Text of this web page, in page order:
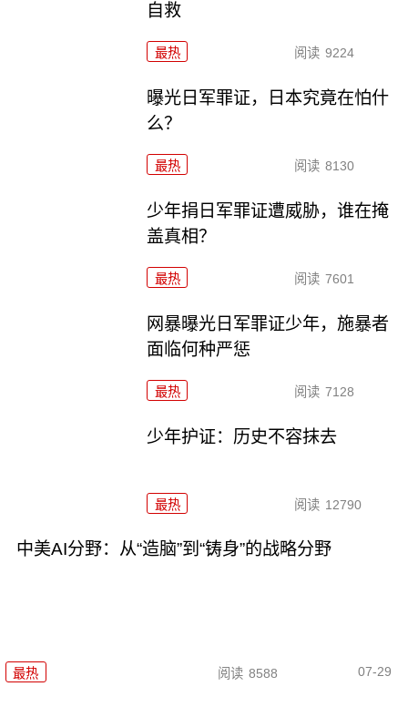
自救
最热 阅读 9224
曝光日军罪证，日本究竟在怕什
么？
最热 阅读 8130
少年捐日军罪证遭威胁，谁在掩
盖真相？
最热 阅读 7601
网暴曝光日军罪证少年，施暴者
面临何种严惩
最热 阅读 7128
少年护证：历史不容抹去
最热 阅读 12790
中美AI分野：从“造脑”到“铸身”的战略分野
最热 阅读 8588 07-29